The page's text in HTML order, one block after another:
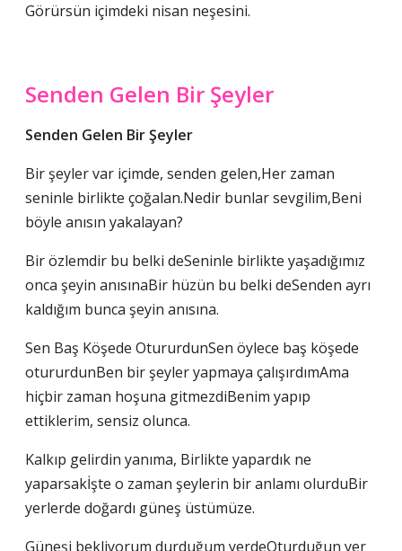
Görürsün içimdeki nisan neşesini.
Senden Gelen Bir Şeyler
Senden Gelen Bir Şeyler
Bir şeyler var içimde, senden gelen,Her zaman
seninle birlikte çoğalan.Nedir bunlar sevgilim,Beni
böyle anısın yakalayan?
Bir özlemdir bu belki deSeninle birlikte yaşadığımız
onca şeyin anısınaBir hüzün bu belki deSenden ayrı
kaldığım bunca şeyin anısına.
Sen Baş Köşede OtururdunSen öylece baş köşede
otururdunBen bir şeyler yapmaya çalışırdımAma
hiçbir zaman hoşuna gitmezdiBenim yapıp
ettiklerim, sensiz olunca.
Kalkıp gelirdin yanıma, Birlikte yapardık ne
yaparsakİşte o zaman şeylerin bir anlamı olurduBir
yerlerde doğardı güneş üstümüze.
Güneşi bekliyorum durduğum yerdeOturduğun yer